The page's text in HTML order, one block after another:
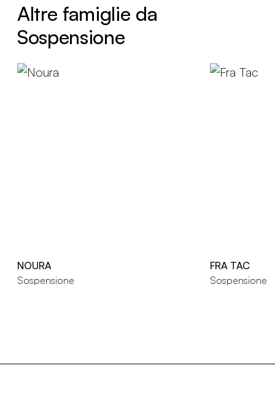
Altre famiglie da
Sospensione
NOURA
Sospensione
FRA TAC
Sospensione